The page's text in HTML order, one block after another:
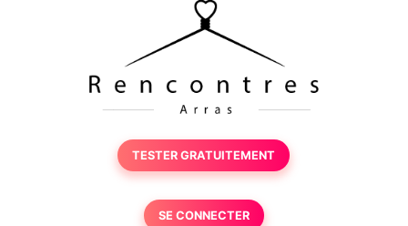
TESTER GRATUITEMENT
SE CONNECTER